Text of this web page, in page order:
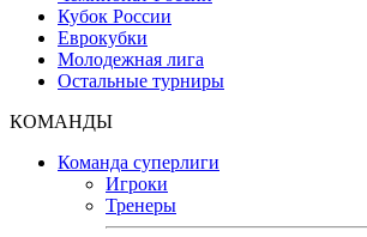
Кубок России
Еврокубки
Молодежная лига
Остальные турниры
КОМАНДЫ
Команда суперлиги
Игроки
Тренеры